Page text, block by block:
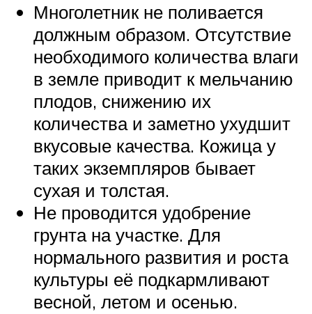
Многолетник не поливается
должным образом. Отсутствие
необходимого количества влаги
в земле приводит к мельчанию
плодов, снижению их
количества и заметно ухудшит
вкусовые качества. Кожица у
таких экземпляров бывает
сухая и толстая.
Не проводится удобрение
грунта на участке. Для
нормального развития и роста
культуры её подкармливают
весной, летом и осенью.